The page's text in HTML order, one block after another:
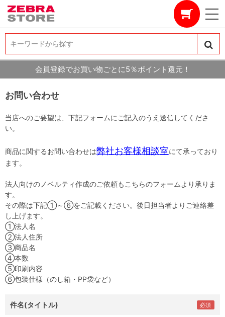
キーワードから探す
キーワードから探す
会員登録でお買い物ごとに5％ポイント還元！
お問い合わせ
当店へのご要望は、下記フォームにご記入のうえ送信してくださ
い。
商品に関するお問い合わせは弊社お客様相談室にて承っており
ます。
法人向けのノベルティ作成のご依頼もこちらのフォームより承りま
す。
その際は下記①～⑥をご記載ください。後日担当者よりご連絡差
し上げます。
①法人名
②法人住所
③商品名
④本数
⑤印刷内容
⑥包装仕様（のし箱・PP袋など）
件名(タイトル)